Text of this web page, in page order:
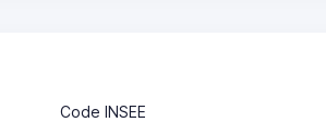
Code INSEE